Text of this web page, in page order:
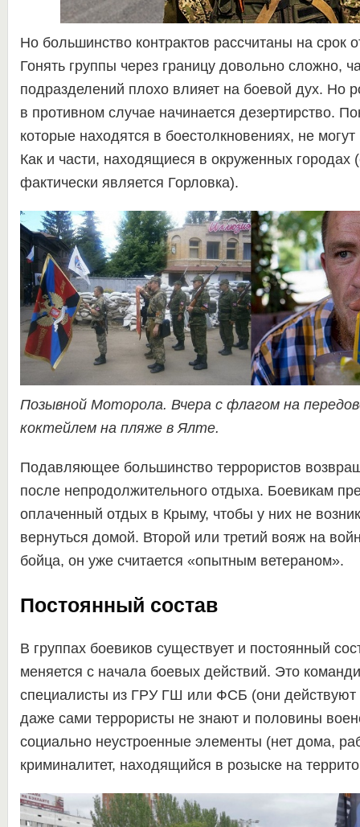
Но большинство контрактов рассчитаны на срок
Гонять группы через границу довольно сложно,
подразделений плохо влияет на боевой дух. Но
в противном случае начинается дезертирство.
которые находятся в боестолкновениях, не
Как и части, находящиеся в окруженных городах
фактически является Горловка).
Позывной Моторола. Вчера с флагом на
коктейлем на пляже в Ялте.
Подавляющее большинство террористов
после непродолжительного отдыха. Боевикам
оплаченный отдых в Крыму, чтобы у них не
вернуться домой. Второй или третий вояж на
бойца, он уже считается «опытным ветераном».
Постоянный состав
В группах боевиков существует и постоянный
меняется с начала боевых действий. Это
специалисты из ГРУ ГШ или ФСБ (они действуют
даже сами террористы не знают и половины
социально неустроенные элементы (нет дома,
криминалитет, находящийся в розыске на